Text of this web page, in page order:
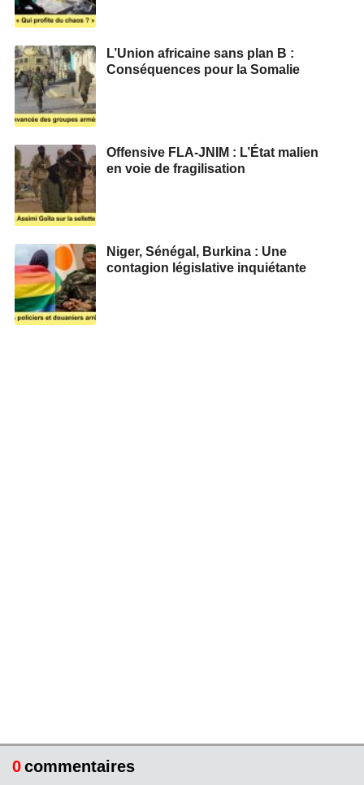
L’Union africaine sans plan B :
Conséquences pour la Somalie
Offensive FLA-JNIM : L’État malien
en voie de fragilisation
Niger, Sénégal, Burkina : Une
contagion législative inquiétante
0commentaires